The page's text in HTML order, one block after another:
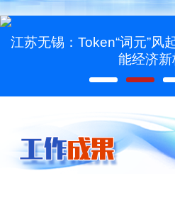
江苏无锡：Token“词元”风
能经济新